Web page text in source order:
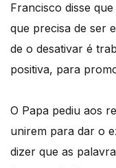
Francisco disse
que precisa de ser
de o desativar é
positiva, para
O Papa pediu aos
unirem para dar o
dizer que as